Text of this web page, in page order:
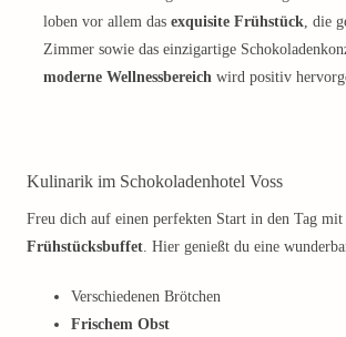
loben vor allem das exquisite Frühstück, die
Zimmer sowie das einzigartige
moderne Wellnessbereich wird positiv
Kulinarik im Schokoladenhotel Voss
Freu dich auf einen perfekten Start in den Tag mit
Frühstücksbuffet. Hier genießt du eine
Verschiedenen Brötchen
Frischem Obst